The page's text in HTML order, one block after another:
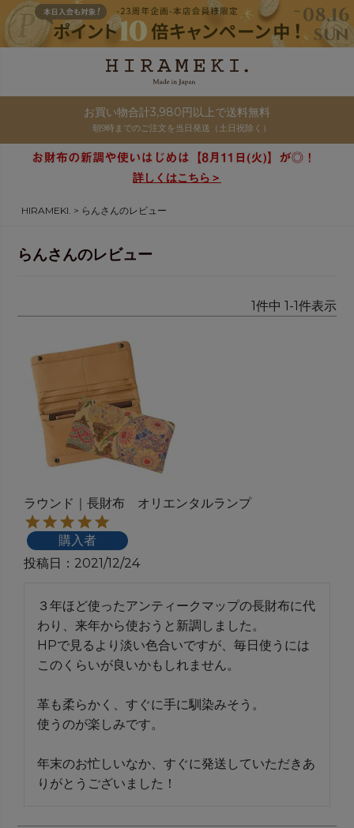
お買い物合計3,980円以上で送料無料
朝9時までのご注文を当日発送（土日祝除く）
詳しくはこちら＞
HIRAMEKI. らんさんのレビュー
らんさんのレビュー
1件中 1 -1件表示
ラウンド｜長財布 オリエンタルランプ
購入者
投稿日
2021/12/24
３年ほど使ったアンティークマップの長財布に代
わり、来年から使おうと新調しました。
HPで見るより淡い色合いですが、毎日使うには
このくらいが良いかもしれません。
革も柔らかく、すぐに手に馴染みそう。
使うのが楽しみです。
年末のお忙しいなか、すぐに発送していただきあ
りがとうございました！